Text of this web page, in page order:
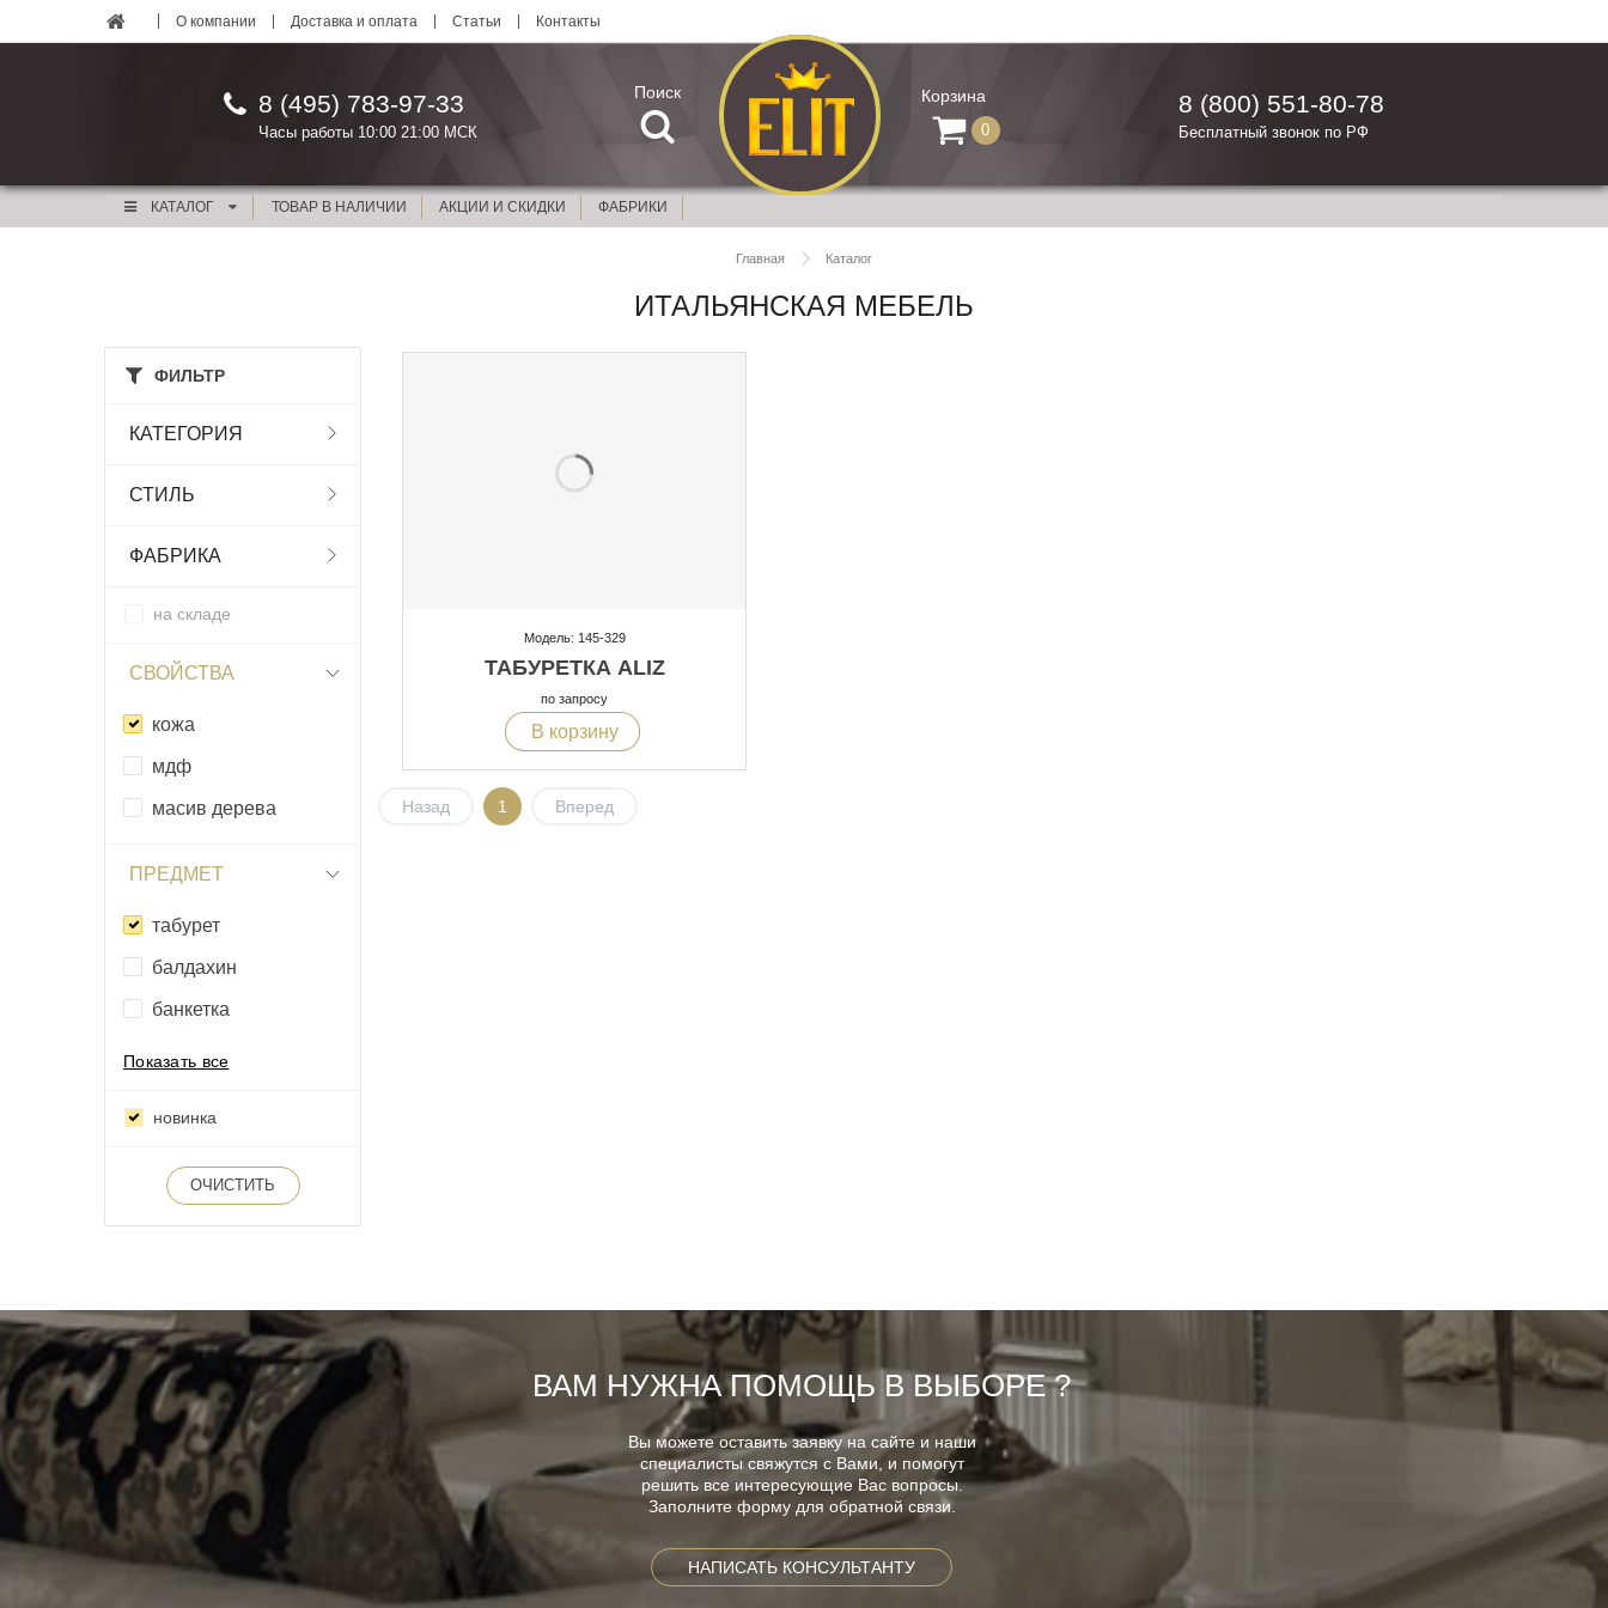
О компании Доставка и оплата Статьи Контакты
8 (495) 783-97-33
Часы работы 10:00 21:00 МСК
Поиск Корзина
0
8 (800) 551-80-78
Бесплатный звонок по РФ
КАТАЛОГ ТОВАР В НАЛИЧИИ АКЦИИ И СКИДКИ ФАБРИКИ
Главная Каталог
ИТАЛЬЯНСКАЯ МЕБЕЛЬ
ФИЛЬТР
КАТЕГОРИЯ
СТИЛЬ
ФАБРИКА
на складе
СВОЙСТВА
кожа
мдф
масив дерева
ПРЕДМЕТ
табурет
балдахин
банкетка
Показать все
новинка
ОЧИСТИТЬ
Модель: 145-329
ТАБУРЕТКА ALIZ
по запросу
В корзину
Назад 1 Вперед
ВАМ НУЖНА ПОМОЩЬ В ВЫБОРЕ ?
Вы можете оставить заявку на сайте и наши
специалисты свяжутся с Вами, и помогут
решить все интересующие Вас вопросы.
Заполните форму для обратной связи.
НАПИСАТЬ КОНСУЛЬТАНТУ